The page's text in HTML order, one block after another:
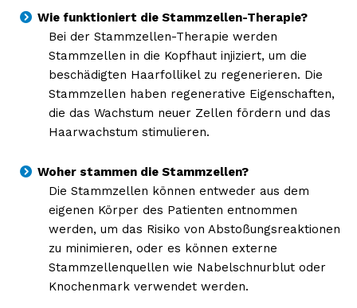
Wie funktioniert die Stammzellen-Therapie?
Bei der Stammzellen-Therapie werden
Stammzellen in die Kopfhaut injiziert, um die
beschädigten Haarfollikel zu regenerieren. Die
Stammzellen haben regenerative Eigenschaften,
die das Wachstum neuer Zellen fördern und das
Haarwachstum stimulieren.
Woher stammen die Stammzellen?
Die Stammzellen können entweder aus dem
eigenen Körper des Patienten entnommen
werden, um das Risiko von Abstoßungsreaktionen
zu minimieren, oder es können externe
Stammzellenquellen wie Nabelschnurblut oder
Knochenmark verwendet werden.